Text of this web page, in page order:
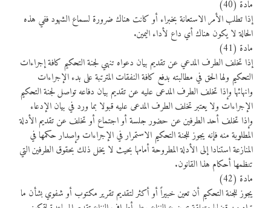
مادة (40)
إذا تطلب الأمر الاستعانة بخبراء أو كانت هناك ضرورة لسماع الشهود ففي هذه
الحالة لا يكون هناك أي داع لأداء اليمين.
مادة (41)
إذا تخلف الطرف المدعي عن تقديم بيان دعواه تنهي لجنة التحكيم كافة إجراءات
التحكيم ولها الحق في مطالبته بدفع كافة النفقات المترتبة على بدء الإجراءات
وانهائها وإذا تخلف الطرف المدعى عليه عن تقديم بيان دفاعه تواصل لجنة التحكيم
الإجراءات ولا يعتبر تخلف الطرف المدعى عليه قبولا بما ورد في بيان الإدعاء
وإذا تخلف أحد الطرفين عن حضور جلسة أو اجتماع أو تخلف عن تقديم الأدلة
المطلوبة منه فإنه يجوز للجنة التحكيم الاستمرار في الإجراءات وإصدار حكمها في
المنازعة استنادا إلى الأدلة المطروحة أمامها بحيث لا يخل ذلك بحقوق الطرفين التي
تنظمها أحكام هذا القانون.
مادة (42)
يجوز للجنة التحكيم أن تعين خبيراً أو أكثر لتقديم تقرير مكتوب أو شفوي بشأن ما